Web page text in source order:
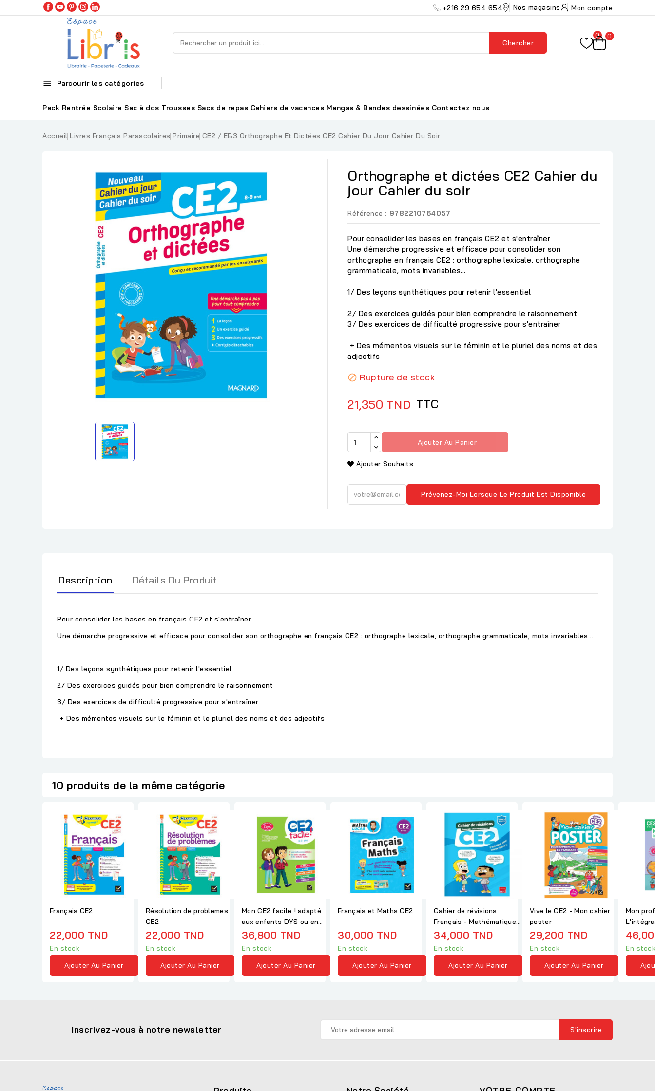
+216 29 654 654 Nos magasins Mon compte
Chercher
0 0
 Parcourir les catégories
Pack Rentrée Scolaire Sac à dos Trousses Sacs de repas Cahiers de vacances Mangas & Bandes dessinées Contactez nous
Accueil Livres Français Parascolaires Primaire CE2 / EB3 Orthographe Et Dictées CE2 Cahier Du Jour Cahier Du Soir
Orthographe et dictées CE2 Cahier du
jour Cahier du soir
Référence : 9782210764057
Pour consolider les bases en français CE2 et s'entraîner
Une démarche progressive et efficace pour consolider son
orthographe en français CE2 : orthographe lexicale, orthographe
grammaticale, mots invariables...
1/ Des leçons synthétiques pour retenir l'essentiel
2/ Des exercices guidés pour bien comprendre le raisonnement
3/ Des exercices de difficulté progressive pour s'entraîner
+ Des mémentos visuels sur le féminin et le pluriel des noms et des
adjectifs
 Rupture de stock
21,350 TND TTC
Ajouter Au Panier
Ajouter Souhaits
Prévenez-Moi Lorsque Le Produit Est Disponible
Description Détails Du Produit
Pour consolider les bases en français CE2 et s'entraîner
Une démarche progressive et efficace pour consolider son orthographe en français CE2 : orthographe lexicale, orthographe grammaticale, mots invariables...
1/ Des leçons synthétiques pour retenir l'essentiel
2/ Des exercices guidés pour bien comprendre le raisonnement
3/ Des exercices de difficulté progressive pour s'entraîner
+ Des mémentos visuels sur le féminin et le pluriel des noms et des adjectifs
10 produits de la même catégorie
Français CE2
22,000 TND
En stock
Ajouter Au Panier
Résolution de problèmes
CE2
22,000 TND
En stock
Ajouter Au Panier
Mon CE2 facile ! adapté
aux enfants DYS ou en
difficulté...
36,800 TND
En stock
Ajouter Au Panier
Français et Maths CE2
30,000 TND
En stock
Ajouter Au Panier
Cahier de révisions
Français - Mathématiques
CE2
34,000 TND
En stock
Ajouter Au Panier
Vive le CE2 - Mon cahier
poster
29,200 TND
En stock
Ajouter Au Panier
Mon
En stock
Inscrivez-vous à notre newsletter